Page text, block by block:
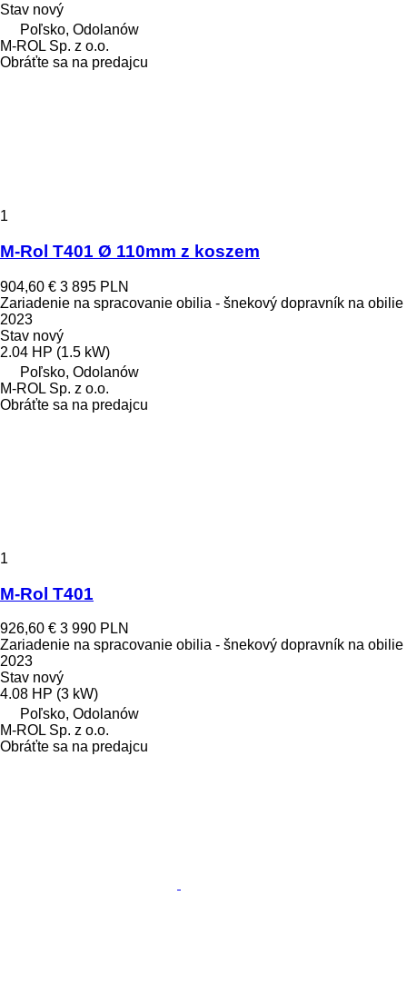
Stav nový
Poľsko, Odolanów
M-ROL Sp. z o.o.
Obráťte sa na predajcu
1
M-Rol T401 Ø 110mm z koszem
904,60 € 3 895 PLN
Zariadenie na spracovanie obilia - šnekový dopravník na obilie
2023
Stav nový
2.04 HP (1.5 kW)
Poľsko, Odolanów
M-ROL Sp. z o.o.
Obráťte sa na predajcu
1
M-Rol T401
926,60 € 3 990 PLN
Zariadenie na spracovanie obilia - šnekový dopravník na obilie
2023
Stav nový
4.08 HP (3 kW)
Poľsko, Odolanów
M-ROL Sp. z o.o.
Obráťte sa na predajcu